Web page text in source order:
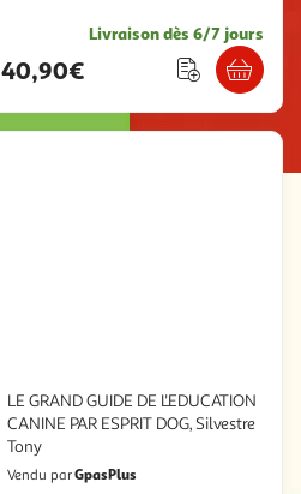
Livraison dès 6/7 jours
40,90€
LE GRAND GUIDE DE L'EDUCATION
CANINE PAR ESPRIT DOG, Silvestre
Tony
Vendu parGpasPlus